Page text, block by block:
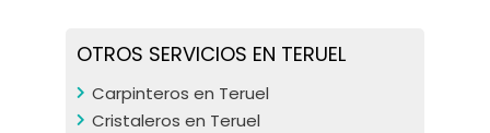
OTROS SERVICIOS EN TERUEL
Carpinteros en Teruel
Cristaleros en Teruel